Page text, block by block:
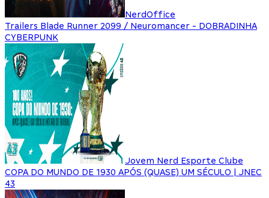
NerdOffice
Trailers Blade Runner 2099 / Neuromancer - DOBRADINHA
CYBERPUNK
Jovem Nerd Esporte Clube
COPA DO MUNDO DE 1930 APÓS (QUASE) UM SÉCULO | JNEC
43